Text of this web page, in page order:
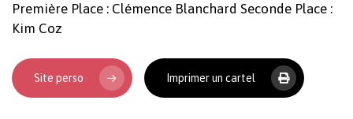
Première Place : Clémence Blanchard Seconde Place :
Kim Coz
Site perso Imprimer un cartel